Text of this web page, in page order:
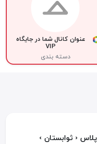
عنوان کانال شما در جایگاه
VIP
دسته بندی
‹ ثوابستان ›